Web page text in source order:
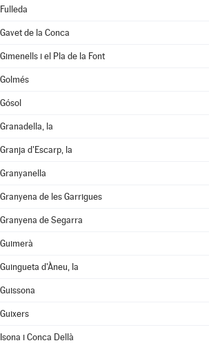
Fulleda
Gavet de la Conca
Gimenells i el Pla de la Font
Golmés
Gósol
Granadella, la
Granja d'Escarp, la
Granyanella
Granyena de les Garrigues
Granyena de Segarra
Guimerà
Guingueta d'Àneu, la
Guissona
Guixers
Isona i Conca Dellà